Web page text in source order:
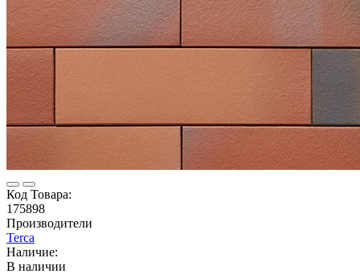
Код Товара:
175898
Производители
Terca
Наличие:
В наличии